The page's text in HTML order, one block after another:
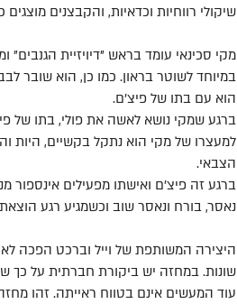
שיקולי רווחיות וכדאיות, והקבצנים
מקי סכינאי עומד בראש "דיויזיית
במיוחד לשוטר בראון. כמו כן, הוא שובר
הוא עם בתו של פיצ'ם.
ברגע שמקי נושא לאשה את פולי, בתו של
למעצרו של מקי הוא נתקל בקשיים, היות
הצבאי.
ברגע זה פיצ'ם ואישתו מפעילים אינספור
נאסר, בורח ונאסר שוב וכשמגיע רגע
היצירה המשותפת של וייל וברכט הפכה
שונות. במחזה יש ביקורת חברתית על כך
עוד המעשים אינם בטווח ראייתה. זהו